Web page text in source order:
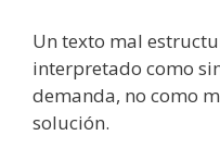
Un texto mal
interpretado como
demanda, no como
solución.